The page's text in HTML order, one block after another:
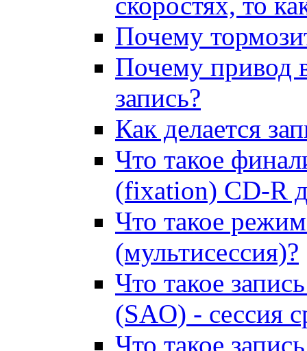
Почему
Почему привод
запись?
Как делается
Что такое
(fixation) CD-R
Что такое
(мультисессия)?
Что такое
(SAO) - сессия
Что такое